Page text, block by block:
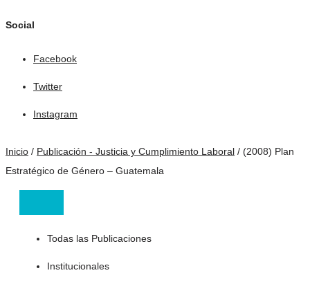
Social
Facebook
Twitter
Instagram
Inicio / Publicación - Justicia y Cumplimiento Laboral / (2008) Plan
Estratégico de Género – Guatemala
Todas las Publicaciones
Institucionales